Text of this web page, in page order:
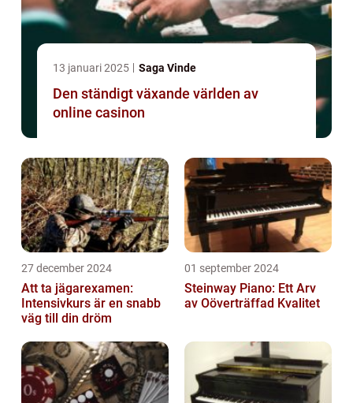
13 januari 2025 Saga Vinde
Den ständigt växande världen av
online casinon
27 december 2024
Att ta jägarexamen:
Intensivkurs är en snabb
väg till din dröm
01 september 2024
Steinway Piano: Ett Arv
av Oöverträffad Kvalitet